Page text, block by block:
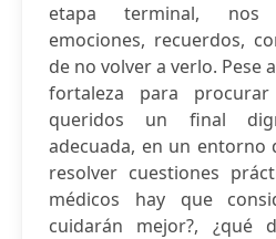
etapa terminal, nos
emociones, recuerdos,
de no volver a verlo. Pese
fortaleza para
queridos un final
adecuada, en un entorno
resolver cuestiones
médicos hay que
cuidarán mejor?, ¿qué